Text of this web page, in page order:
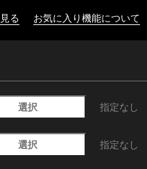
る お気に入り機能について
選択 指定なし
選択 指定なし